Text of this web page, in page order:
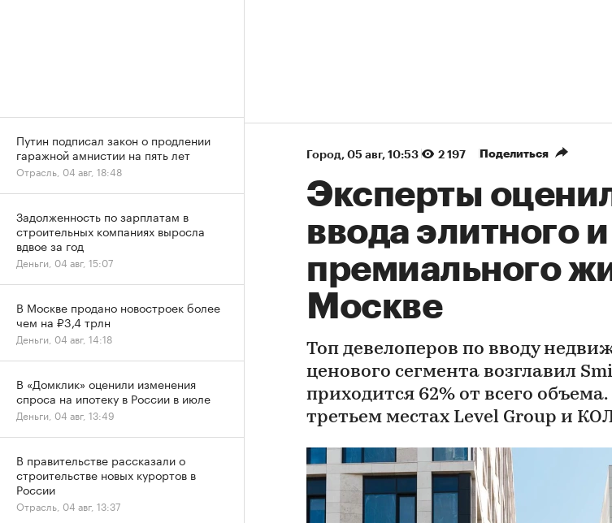
Город⁠, 05 авг, 10:53 2 197 Поделиться
Эксперты
ввода элитного и
премиального
Москве
Топ девелоперов по вводу
ценового сегмента возглавил
приходится 62% от всего
третьем местах Level Group и
Путин подписал закон о продлении
гаражной амнистии на пять лет
Отрасль, 04 авг, 18:48
Задолженность по зарплатам в
строительных компаниях выросла
вдвое за год
Деньги, 04 авг, 15:07
В Москве продано новостроек более
чем на ₽3,4 трлн
Деньги, 04 авг, 14:18
В «Домклик» оценили изменения
спроса на ипотеку в России в июле
Деньги, 04 авг, 13:49
В правительстве рассказали о
строительстве новых курортов в
России
Отрасль, 04 авг, 13:37